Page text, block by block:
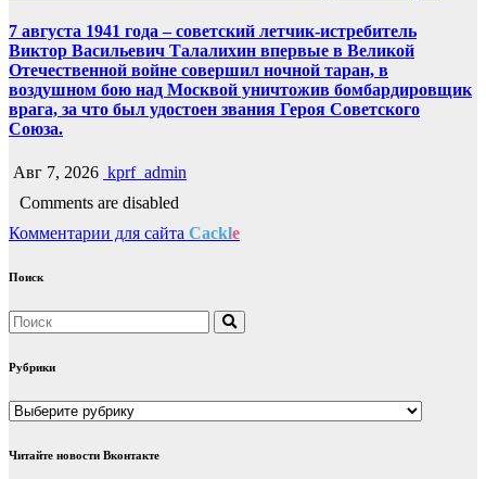
7 августа 1941 года – советский летчик-истребитель
Виктор Васильевич Талалихин впервые в Великой
Отечественной войне совершил ночной таран, в
воздушном бою над Москвой уничтожив бомбардировщик
врага, за что был удостоен звания Героя Советского
Союза.
Авг 7, 2026 kprf_admin
Comments are disabled
Комментарии для сайта Cackle
Поиск
Рубрики
Рубрики
Читайте новости Вконтакте